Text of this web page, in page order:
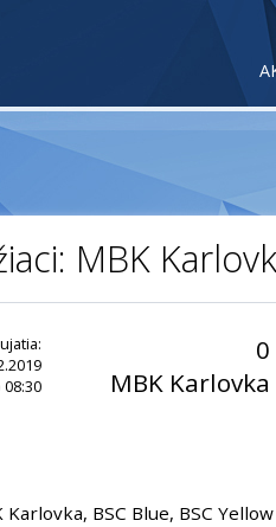
MBK
08:30
0
MBK Karlovka
BSC Blue, BSC